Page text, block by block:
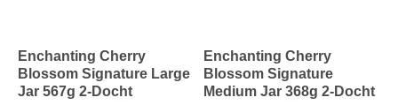
Enchanting Cherry
Blossom Signature Large
Jar 567g 2-Docht
Enchanting Cherry
Blossom Signature
Medium Jar 368g 2-Docht